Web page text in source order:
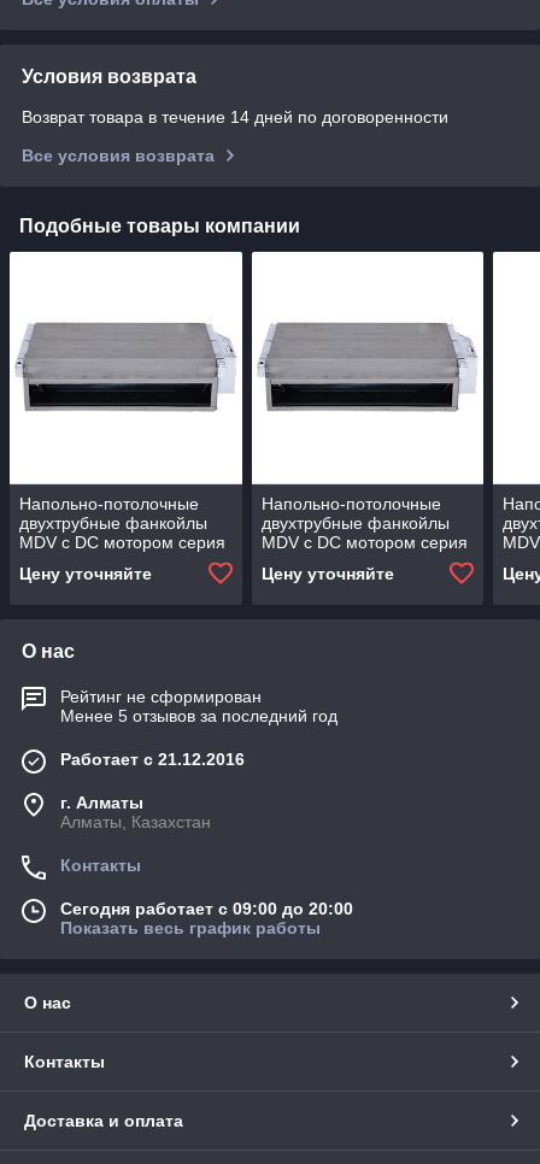
Условия возврата
Возврат товара в течение 14 дней по договоренности
Все условия возврата
Подобные товары компании
Напольно-потолочные
двухтрубные фанкойлы
MDV с DC мотором серия
MDKH3-V500-R4
Цену уточняйте
Напольно-потолочные
двухтрубные фанкойлы
MDV с DC мотором серия
MDKH3-V700-R4
Цену уточняйте
О нас
Рейтинг не сформирован
Менее 5 отзывов за последний год
Работает с 21.12.2016
г. Алматы
Алматы, Казахстан
Контакты
Сегодня работает с 09:00 до 20:00
Показать весь график работы
О нас
Контакты
Доставка и оплата